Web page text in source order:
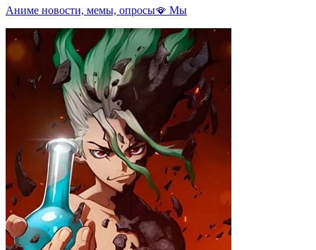
Аниме новости, мемы, опросы🪭 Мы